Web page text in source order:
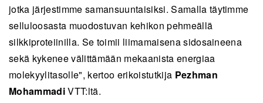
jotka järjestimme samansuuntaisiksi. Samalla täytimme
selluloosasta muodostuvan kehikon pehmeällä
silkkiproteiinilla. Se toimii liimamaisena sidosaineena
sekä kykenee välittämään mekaanista energiaa
molekyylitasolle", kertoo erikoistutkija Pezhman
MohammadiVTT:ltä.